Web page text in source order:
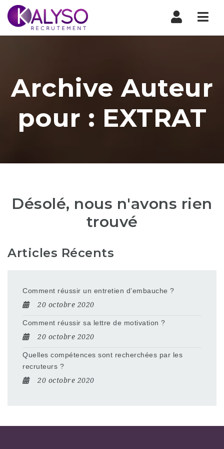
Archive Auteur
pour : EXTRAT
Désolé, nous n'avons rien
trouvé
Articles Récents
Comment réussir un entretien d’embauche ?
20 octobre 2020
Comment réussir sa lettre de motivation ?
20 octobre 2020
Quelles compétences sont recherchées par les
recruteurs ?
20 octobre 2020